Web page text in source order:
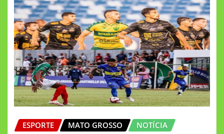
ESPORTE MATO GROSSO NOTÍCIA